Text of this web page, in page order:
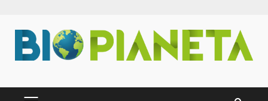
Inhalt
springen